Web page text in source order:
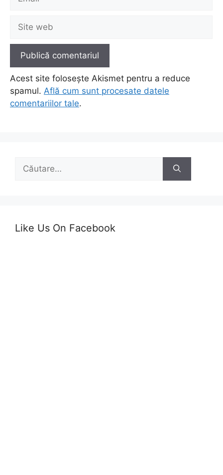
web
Acest site folosește Akismet pentru a reduce
spamul. Află cum sunt procesate datele
comentariilor tale.
Caută
Like Us On Facebook